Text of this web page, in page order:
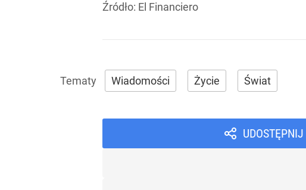
Źródło: El Financiero
Wiadomości Życie Świat
UDOSTĘPNIJ